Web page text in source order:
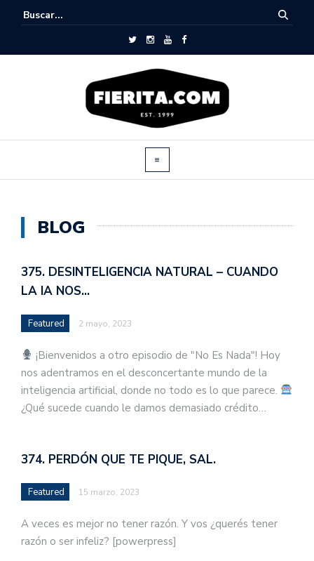
BLOG
375. DESINTELIGENCIA NATURAL – CUANDO
LA IA NOS…
Featured 2 mayo, 2023
¡Bienvenidos a otro episodio de "No Es Nada"! Hoy
nos adentramos en el desconcertante mundo de la
inteligencia artificial, donde no todo es lo que parece.
¿Qué sucede cuando le damos demasiado crédito…
374. PERDÓN QUE TE PIQUE, SAL.
Featured 15 marzo, 2023
A veces es mejor no tener razón. Y vos ¿querés tener
razón o ser infeliz? [powerpress]